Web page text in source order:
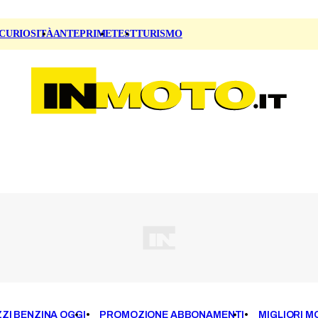
ANTEPRIMETESTTURISMO
BENZINA OGGI PROMOZIONE ABBONAMENTI MIGLIORI